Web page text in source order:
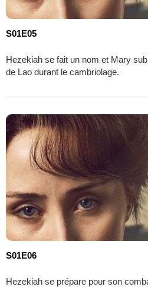
S01E05
Hezekiah se fait un nom et Mary
de Lao durant le cambriolage.
S01E06
Hezekiah se prépare pour son